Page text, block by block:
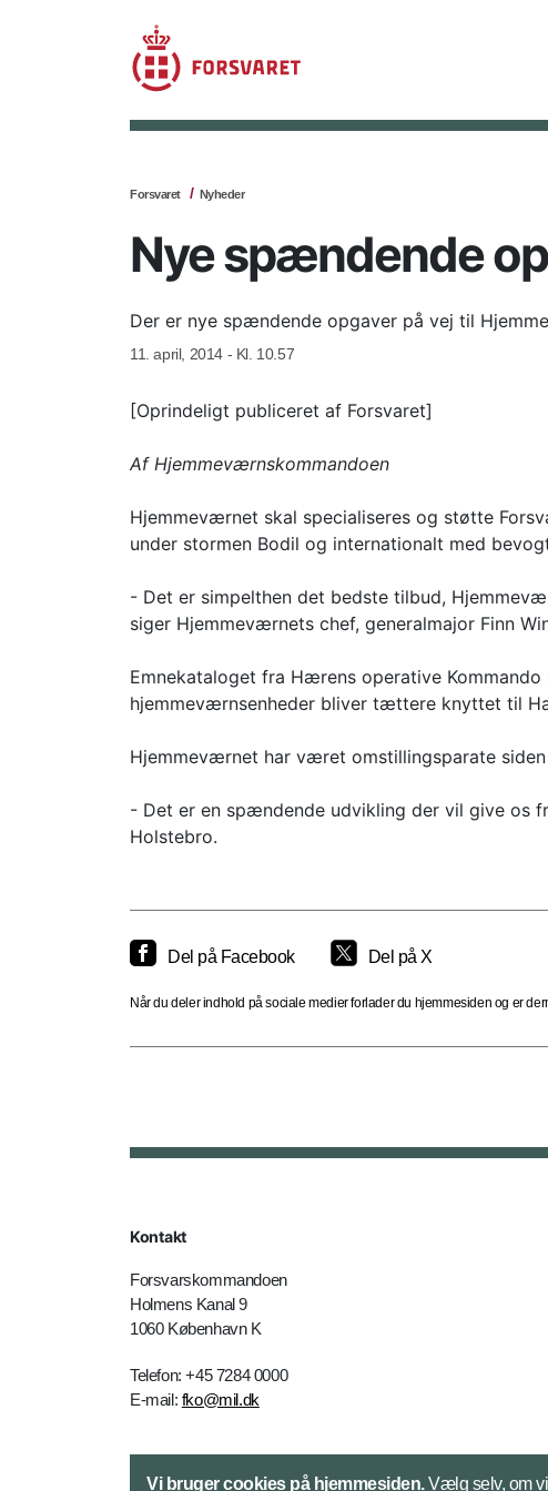
Forsvaret Nyheder
Nye spændende
Der er nye spændende opgaver på vej til
11. april, 2014 - Kl. 10.57
[Oprindeligt publiceret af Forsvaret]
Af Hjemmeværnskommandoen
Hjemmeværnet skal specialiseres og støtte
under stormen Bodil og internationalt med
- Det er simpelthen det bedste tilbud,
siger Hjemmeværnets chef, generalmajor Finn
Emnekataloget fra Hærens operative
hjemmeværnsenheder bliver tættere knyttet til
Hjemmeværnet har været omstillingsparate
- Det er en spændende udvikling der vil give os
Holstebro.
Del på Facebook Del på X
Når du deler indhold på sociale medier forlader du hjemmesiden og er
Kontakt
Forsvarskommandoen
Holmens Kanal 9
1060 København K
Telefon: +45 7284 0000
E-mail: fko@mil.dk
Kontakt
Vi bruger cookies på hjemmesiden.Vælg selv, om